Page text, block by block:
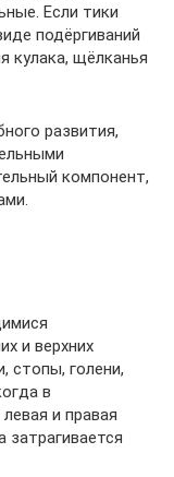
Если тики
подёргиваний
кулака, щёлканья
развития,
компонент,
и верхних
стопы, голени,
в
и правая
затрагивается